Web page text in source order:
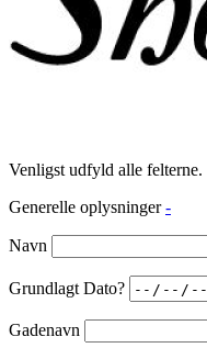
Venligst udfyld alle felterne.
Generelle oplysninger -
Navn
Grundlagt Dato?
Gadenavn